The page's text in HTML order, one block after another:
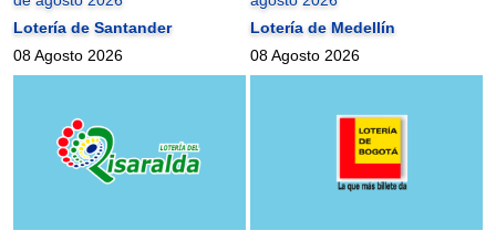
Lotería de Santander
08 Agosto 2026
Lotería de Medellín
08 Agosto 2026